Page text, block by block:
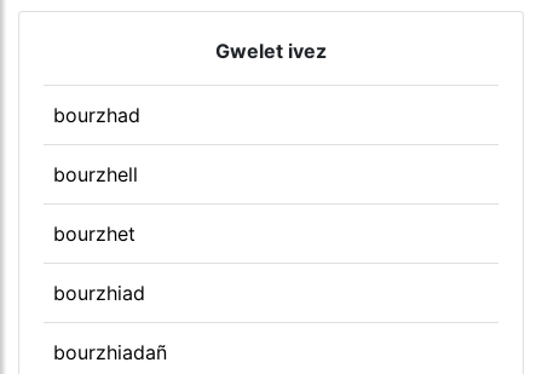
Gwelet ivez
bourzhad
bourzhell
bourzhet
bourzhiad
bourzhiadañ